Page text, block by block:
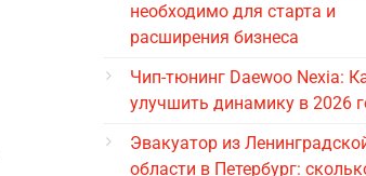
необходимо для старта и
расширения бизнеса
Чип-тюнинг Daewoo Nexia:
улучшить динамику в 2026
Эвакуатор из
области в Петербург: